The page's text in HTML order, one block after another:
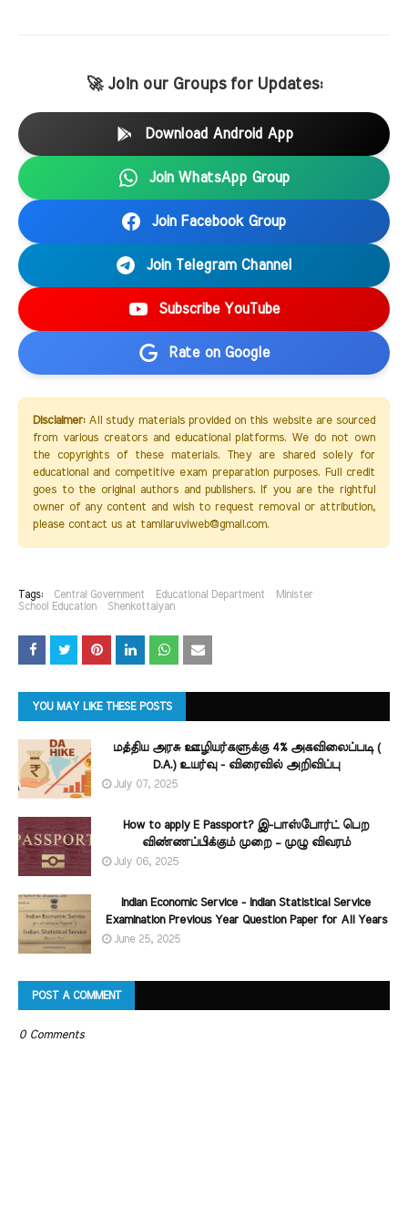
🚀 Join our Groups for Updates:
Download Android App
Join WhatsApp Group
Join Facebook Group
Join Telegram Channel
Subscribe YouTube
Rate on Google
Disclaimer:All study materials provided on this website are sourced
from various creators and educational platforms. We do not own
the copyrights of these materials. They are shared solely for
educational and competitive exam preparation purposes. Full credit
goes to the original authors and publishers. If you are the rightful
owner of any content and wish to request removal or attribution,
please contact us at tamilaruviweb@gmail.com.
Tags: Central Government Educational Department
Minister
School Education
Shenkottaiyan
YOU MAY LIKE THESE POSTS
மத்திய அரசு ஊழியர்களுக்கு 4% அகவிலைப்படி (
D.A.) உயர்வு - விரைவில் அறிவிப்பு
July 07, 2025
How to apply E Passport? இ-பாஸ்போர்ட் பெற
விண்ணப்பிக்கும் முறை – முழு விவரம்
July 06, 2025
Indian Economic Service - Indian Statistical Service
Examination Previous Year Question Paper for All Years
June 25, 2025
POST A COMMENT
0 Comments